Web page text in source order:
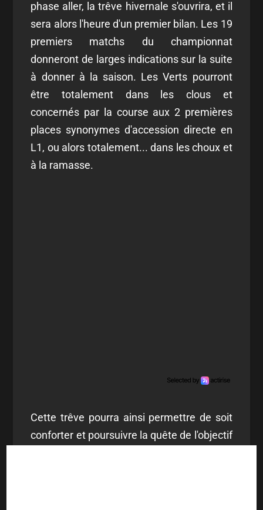
phase aller, la trêve hivernale s'ouvrira, et il
sera alors l'heure d'un premier bilan. Les 19
premiers matchs du championnat
donneront de larges indications sur la suite
à donner à la saison. Les Verts pourront
être totalement dans les clous et
concernés par la course aux 2 premières
places synonymes d'accession directe en
L1, ou alors totalement... dans les choux et
à la ramasse.
Cette trêve pourra ainsi permettre de soit
conforter et poursuivre la quête de l'objectif